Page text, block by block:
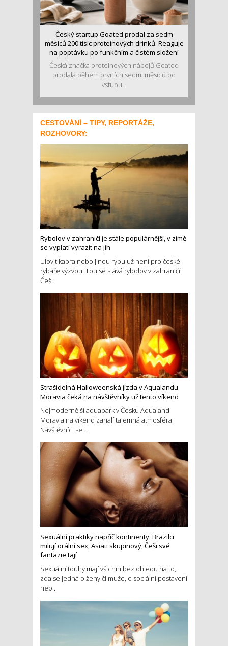
Český startup Goated prodal za sedm
měsíců 200 tisíc proteinových drinků. Reaguje
na poptávku po funkčním a čistém složení
Česká značka proteinových nápojů Goated
prodala během prvních sedmi měsíců od
vstupu...
CESTOVÁNÍ – TIPY, REPORTÁŽE,
ROZHOVORY:
Rybolov v zahraničí je stále populárnější, v zimě
se vyplatí vyrazit na jih
Ulovit kapra nebo jinou rybu už není pro české
rybáře výzvou. Tou se stává rybolov v zahraničí.
Češ...
Strašidelná Halloweenská jízda v Aqualandu
Moravia čeká na návštěvníky už tento víkend
Nejmodernější aquapark v Česku Aqualand
Moravia na víkend zahalí tajemná atmosféra.
Návštěvníci se ...
Sexuální praktiky napříč kontinenty: Brazilci
milují orální sex, Asiati skupinový, Češi své
fantazie tají
Sexuální touhy mají všichni bez ohledu na to,
zda se jedná o ženy či muže, o sociální postavení
neb...